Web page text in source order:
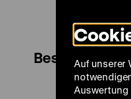
BesuchAuf unserer
Auswertung